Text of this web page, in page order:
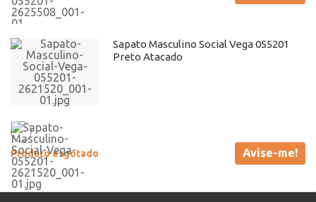
Sapato Masculino Social Vega 055201
Preto Atacado
Produto esgotado Avise-me!